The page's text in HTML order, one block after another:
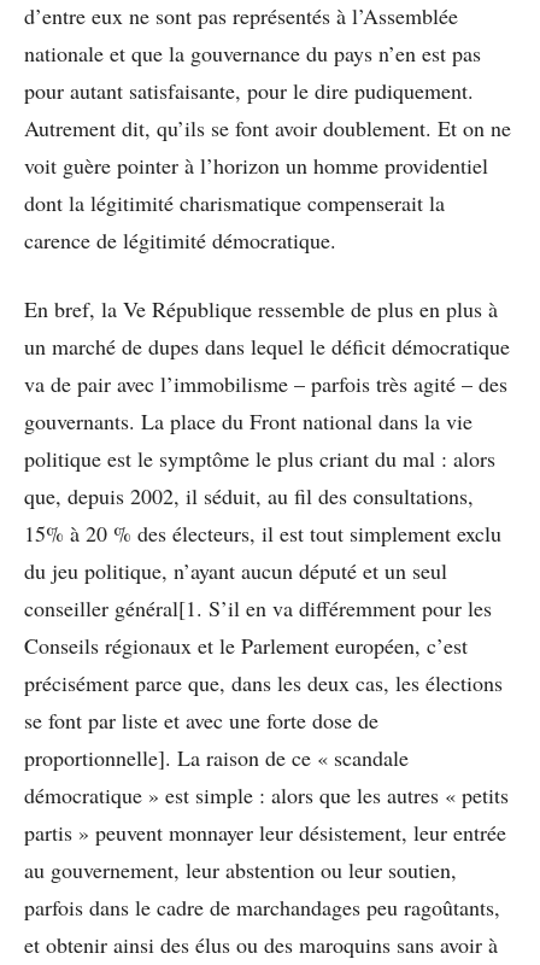
d’entre eux ne sont pas représentés à l’Assemblée
nationale et que la gouvernance du pays n’en est pas
pour autant satisfaisante, pour le dire pudiquement.
Autrement dit, qu’ils se font avoir doublement. Et on ne
voit guère pointer à l’horizon un homme providentiel
dont la légitimité charismatique compenserait la
carence de légitimité démocratique.
En bref, la Ve République ressemble de plus en plus à
un marché de dupes dans lequel le déficit démocratique
va de pair avec l’immobilisme – parfois très agité – des
gouvernants. La place du Front national dans la vie
politique est le symptôme le plus criant du mal : alors
que, depuis 2002, il séduit, au fil des consultations,
15% à 20 % des électeurs, il est tout simplement exclu
du jeu politique, n’ayant aucun député et un seul
conseiller général[1. S’il en va différemment pour les
Conseils régionaux et le Parlement européen, c’est
précisément parce que, dans les deux cas, les élections
se font par liste et avec une forte dose de
proportionnelle]. La raison de ce « scandale
démocratique » est simple : alors que les autres « petits
partis » peuvent monnayer leur désistement, leur entrée
au gouvernement, leur abstention ou leur soutien,
parfois dans le cadre de marchandages peu ragoûtants,
et obtenir ainsi des élus ou des maroquins sans avoir à